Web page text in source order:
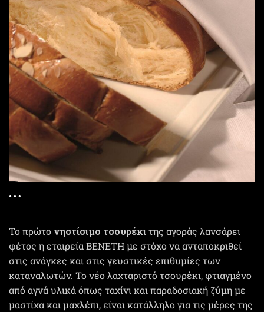
Το πρώτο νηστίσιμο τσουρέκιτης αγοράς λανσάρει
φέτος η εταιρεία ΒΕΝΕΤΗ με στόχο να ανταποκριθεί
στις ανάγκες και στις γευστικές επιθυμίες των
καταναλωτών. Το νέο λαχταριστό τσουρέκι, φτιαγμένο
από αγνά υλικά όπως ταχίνι και παραδοσιακή ζύμη με
μαστίχα και μαχλέπι, είναι κατάλληλο για τις μέρες της